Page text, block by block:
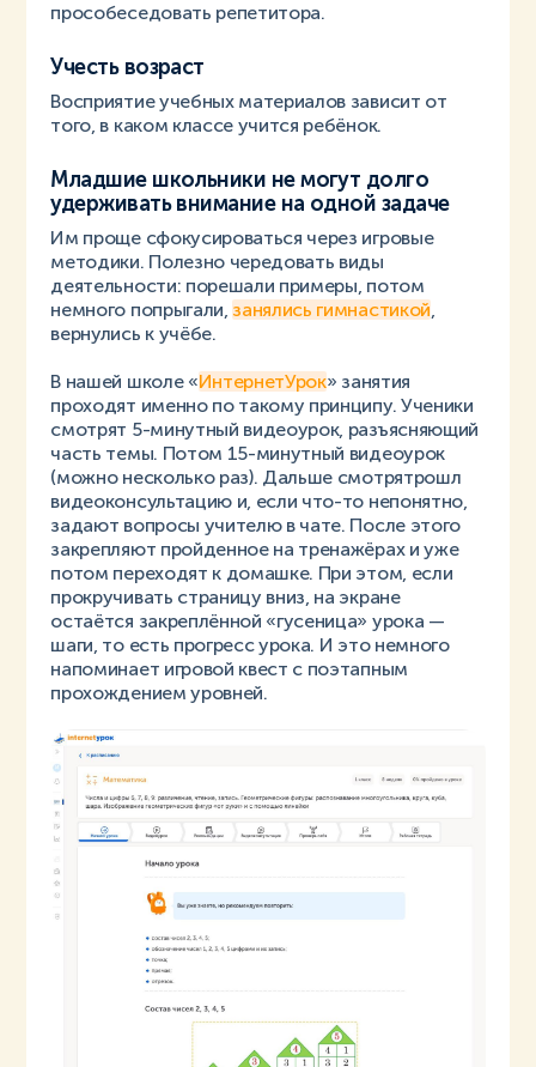
прособеседовать репетитора.
Учесть возраст
Восприятие учебных материалов зависит от
того, в каком классе учится ребёнок.
Младшие школьники не могут долго
удерживать внимание на одной задаче
Им проще сфокусироваться через игровые
методики. Полезно чередовать виды
деятельности: порешали примеры, потом
немного попрыгали, занялись гимнастикой
вернулись к учёбе.
В нашей школе «ИнтернетУрок» занятия
проходят именно по такому принципу. Ученики
смотрят 5-минутный видеоурок, разъясняющий
часть темы. Потом 15-минутный видеоурок
(можно несколько раз). Дальше смотрятрошл
видеоконсультацию и, если что-то непонятно,
задают вопросы учителю в чате. После этого
закрепляют пройденное на тренажёрах и уже
потом переходят к домашке. При этом, если
прокручивать страницу вниз, на экране
остаётся закреплённой «гусеница» урока —
шаги, то есть прогресс урока. И это немного
напоминает игровой квест с поэтапным
прохождением уровней.